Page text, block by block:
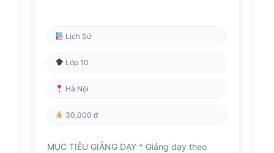
Lịch Sử
Lớp 10
Hà Nội
30,000 đ
MỤC TIÊU GIẢNG DẠY * Giảng dạy theo